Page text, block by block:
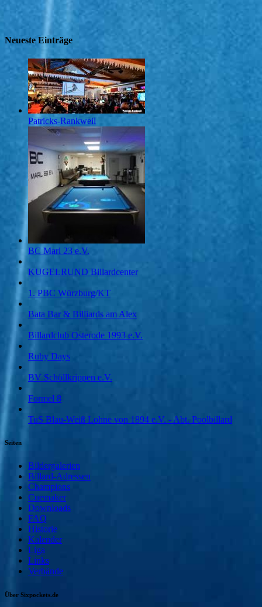
Neueste Einträge
Patricks-Rankweil
BC Marl 23 e.V.
KUGELRUND Billardcenter
1. PBC Würzburg/KT
Bata Bar & Billiards am Alex
Billardclub Osterode 1993 e.V.
Ruby Days
BV Schöllkrippen e.V.
Formel 8
TuS Blau-Weiß Lohne von 1894 e.V. - Abt. Poolbillard
Seiten
Bildergalerien
Billard-Adressen
Champions
Cuemaker
Downloads
FAQ
Historie
Kalender
Liga
Links
Verbände
Über Sixpockets.de